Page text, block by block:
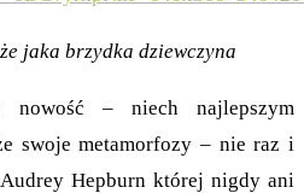
jaka brzydka dziewczyna
– niech najlepszym
swoje metamorfozy – nie raz i
Hepburn której nigdy ani